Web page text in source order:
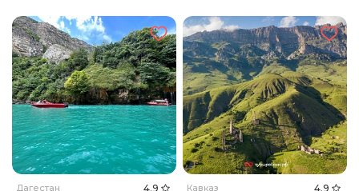
Дагестан 4.9 Кавказ 4.9